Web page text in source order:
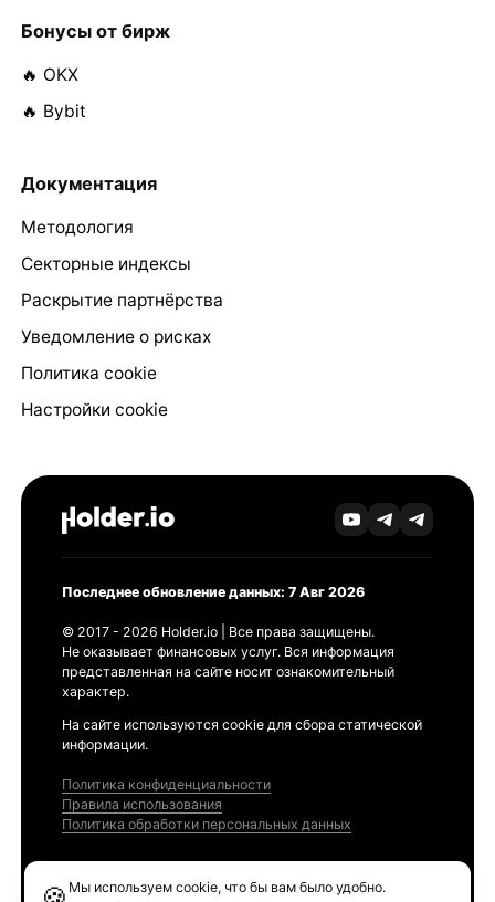
Бонусы от бирж
🔥 OKX
🔥 Bybit
Документация
Методология
Секторные индексы
Раскрытие партнёрства
Уведомление о рисках
Политика cookie
Настройки cookie
Последнее обновление данных: 7 Авг 2026
© 2017 - 2026 Holder.io | Все права защищены.
Не оказывает финансовых услуг. Вся информация
представленная на сайте носит ознакомительный
характер.
На сайте используются cookie для сбора статической
информации.
Политика конфиденциальности
Правила использования
Политика обработки персональных данных
Мы используем cookie, что бы вам было удобно.